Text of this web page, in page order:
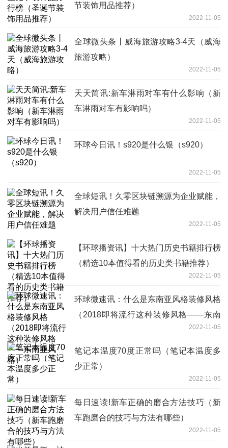
节装饰用品推荐）
2022-11-05
全球微头条丨威海旅游攻略3-4天（威海
旅游攻略）
2022-11-05
天天简讯:新车淋雨对车有什么影响（新
车淋雨对车有影响吗）
2022-11-05
环球今日讯！s920是什么银（s920）
2022-11-05
全球短讯！久零区块链溯源为企业赋能，
解决用户信任难题
2022-11-05
【环球播资讯】十大热门历史书籍排行榜
（精选10本值得看的历史类书籍推荐）
2022-11-05
环球微速讯：什么是东南亚风格装修风格
（2018即将流行这种装修风格——东南
2022-11-05
笔记本温度70度正常吗（笔记本温度多
少正常）
2022-11-05
每日速读!新车正确的磨合方法技巧（新
车跑磨合的技巧与方法有哪些）
2022-11-05